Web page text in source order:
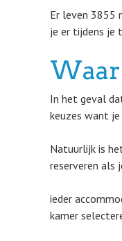
Er leven 3855
je er tijdens je
In het geval
keuzes want
Natuurlijk is
reserveren als
ieder
kamer